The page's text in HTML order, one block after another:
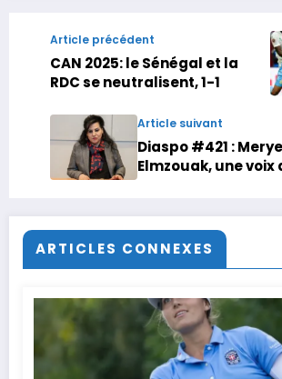
Article précédent
CAN 2025: le Sénégal et la
RDC se neutralisent, 1-1
Article suivant
Diaspo #421 :
Elmzouak, une voix
ARTICLES CONNEXES